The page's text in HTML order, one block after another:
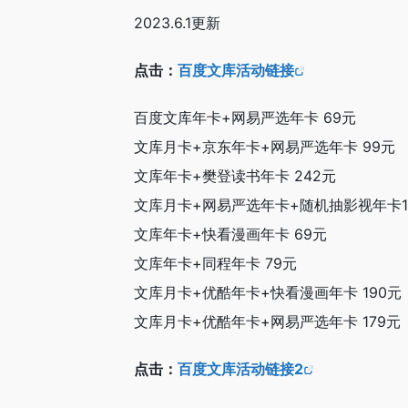
2023.6.1更新
点击： 百度文库活动链接
百度文库年卡+网易严选年卡 69元
文库月卡+京东年卡+网易严选年卡 99元
文库年卡+樊登读书年卡 242元
文库月卡+网易严选年卡+随机抽影视年卡
文库年卡+快看漫画年卡 69元
文库年卡+同程年卡 79元
文库月卡+优酷年卡+快看漫画年卡 190元
文库月卡+优酷年卡+网易严选年卡 179元
点击： 百度文库活动链接2